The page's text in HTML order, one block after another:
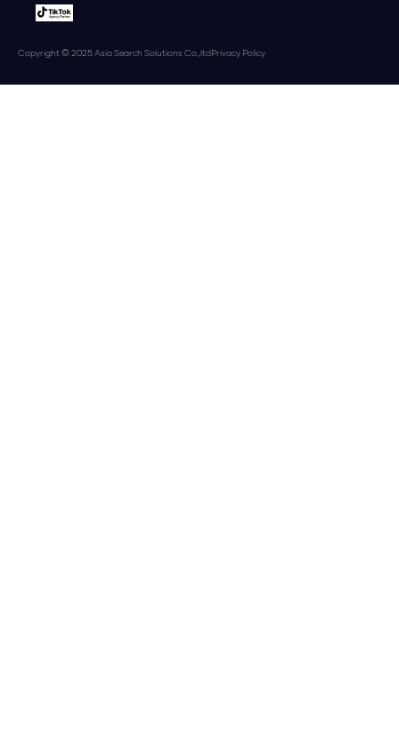
Copyright © 2025 Asia Search Solutions Co.,ltdPrivacy Policy